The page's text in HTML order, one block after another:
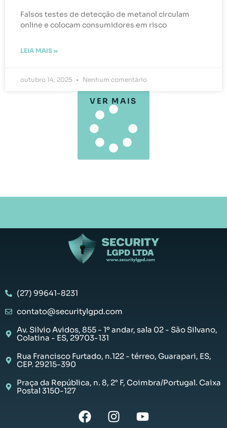
Falsos testes de detecção de metanol circulam
online e colocam consumidores em risco
LEIA MAIS »
outubro 14, 2025 Nenhum comentário
VER MAIS
(27) 99641-8231
contato@securitylgpd.com
Av. Silvio Avidos, 855 - 1º andar, sala 02 - São Silvano,
Colatina - ES, 29703-131
Rua Francisco Furtado, n.122 - térreo, Guarapari, ES,
CEP. 29215-390
Praça da República, n. 8, 2° F, Coimbra/Portugal. Caixa
Postal 3150-127